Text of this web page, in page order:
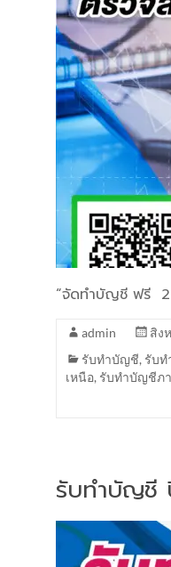
“จัดทำบัญชี ฟรี 2
admin
สิง
รับทำบัญชี, รับท
เหนือ, รับทำบัญชีภ
รับทำบัญชี